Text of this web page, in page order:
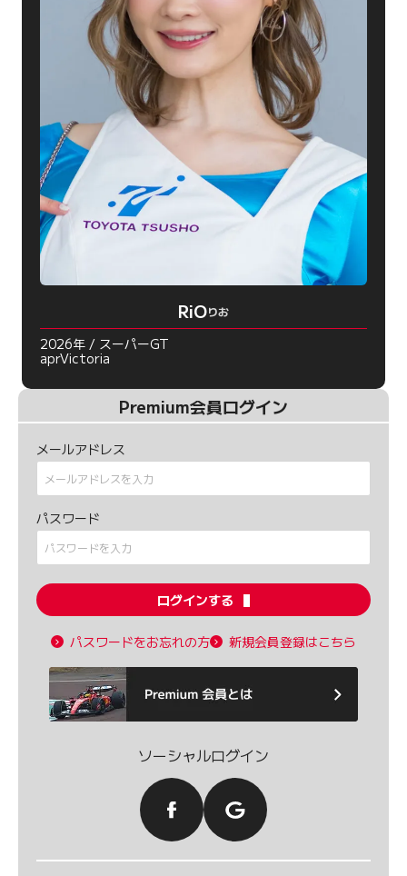
RiOりお
2026年 / スーパーGT
aprVictoria
Premium会員ログイン
メールアドレス
パスワード
ログインする
パスワードをお忘れの方 新規会員登録はこちら
ソーシャルログイン